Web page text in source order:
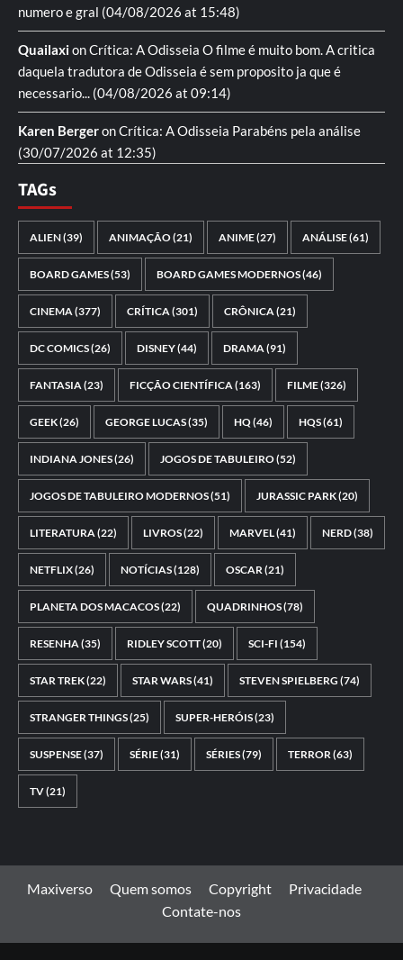
numero e gral (04/08/2026 at 15:48)
QuailaxionCrítica: A Odisseia O filme é muito bom. A critica
daquela tradutora de Odisseia é sem proposito ja que é
necessario... (04/08/2026 at 09:14)
Karen BergeronCrítica: A Odisseia Parabéns pela análise
(30/07/2026 at 12:35)
TAGs
ALIEN(39) ANIMAÇÃO(21) ANIME(27) ANÁLISE(61)
BOARD GAMES(53) BOARD GAMES MODERNOS(46)
CINEMA(377) CRÍTICA(301) CRÔNICA(21)
DC COMICS(26) DISNEY(44) DRAMA(91)
FANTASIA(23) FICÇÃO CIENTÍFICA(163) FILME(326)
GEEK(26) GEORGE LUCAS(35) HQ(46) HQS(61)
INDIANA JONES(26) JOGOS DE TABULEIRO(52)
JOGOS DE TABULEIRO MODERNOS(51) JURASSIC PARK(20)
LITERATURA(22) LIVROS(22) MARVEL(41) NERD(38)
NETFLIX(26) NOTÍCIAS(128) OSCAR(21)
PLANETA DOS MACACOS(22) QUADRINHOS(78)
RESENHA(35) RIDLEY SCOTT(20) SCI-FI (154)
STAR TREK(22) STAR WARS(41) STEVEN SPIELBERG (74)
STRANGER THINGS(25) SUPER-HERÓIS(23)
SUSPENSE(37) SÉRIE(31) SÉRIES(79) TERROR(63)
TV(21)
Maxiverso Quem somos Copyright
Privacidade
Contate-nos